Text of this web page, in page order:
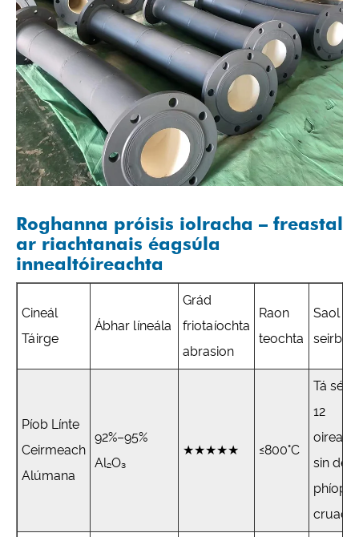
Roghanna próisis iolracha – freastal
ar riachtanais éagsúla
innealtóireachta
Cineál
Táirge
Ábhar líneála
Grád
friotaíochta
abrasion
Raon
teochta
Saol
Píob Línte
Ceirmeach
Alúmana
92%–95%
Al₂O₃
★★★★★ ≤800°C
Tá sé 8-
12
oiread
sin de
phíopaí
cruach